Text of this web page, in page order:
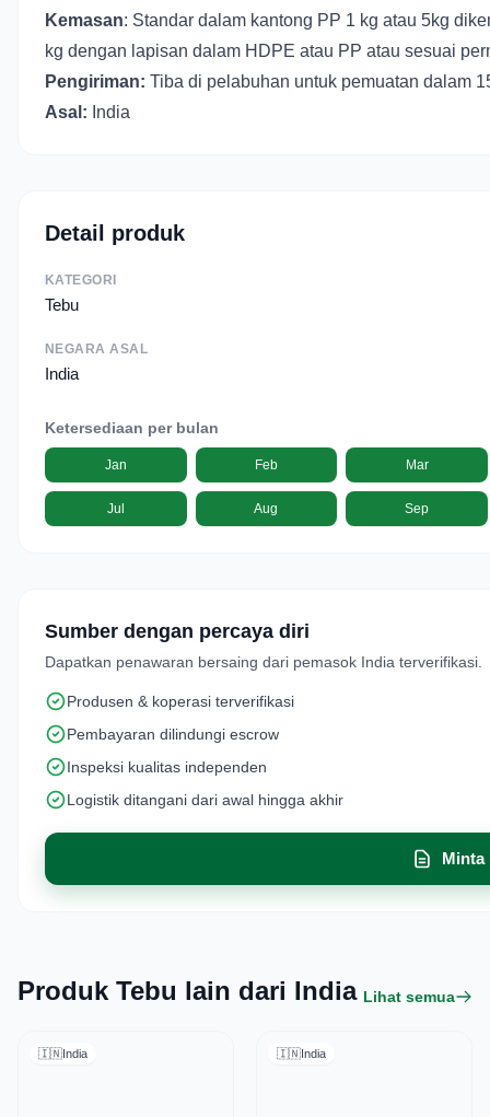
Kemasan: Standar dalam kantong PP 1 kg atau 5kg
kg dengan lapisan dalam HDPE atau PP atau sesuai
Pengiriman: Tiba di pelabuhan untuk pemuatan dalam
Asal: India
Detail produk
KATEGORI
Tebu
NEGARA ASAL
India
Ketersediaan per bulan
Jan Feb Mar
Jul Aug Sep
Sumber dengan percaya diri
Dapatkan penawaran bersaing dari pemasok India terverifikasi.
Produsen & koperasi terverifikasi
Pembayaran dilindungi escrow
Inspeksi kualitas independen
Logistik ditangani dari awal hingga akhir
Minta
Produk Tebu lain dari India Lihat semua
🇮🇳India 🇮🇳India